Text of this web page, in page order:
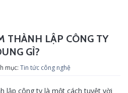
THÀNH LẬP CÔNG TY
GÌ?
mục: Tin tức công nghệ
lập công ty là một cách tuyệt vời